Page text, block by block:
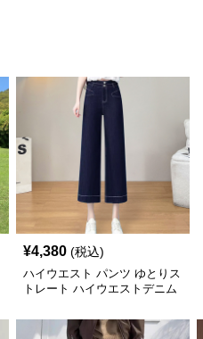
¥4,380 (税込)
ハイウエスト パンツ ゆとりス
トレート ハイウエストデニム